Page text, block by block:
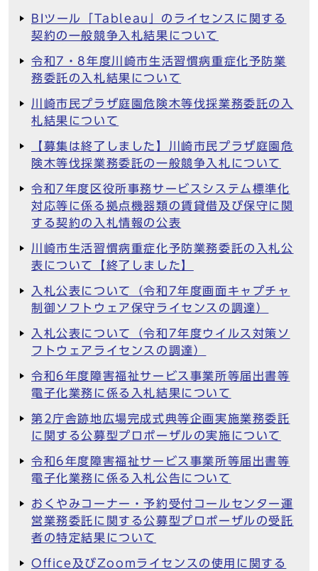
BIツール「Tableau」のライセンスに関する
契約の一般競争入札結果について
令和7・8年度川崎市生活習慣病重症化予防業
務委託の入札結果について
川崎市民プラザ庭園危険木等伐採業務委託の入
札結果について
【募集は終了しました】川崎市民プラザ庭園危
険木等伐採業務委託の一般競争入札について
令和7年度区役所事務サービスシステム標準化
対応等に係る拠点機器類の賃貸借及び保守に関
する契約の入札情報の公表
川崎市生活習慣病重症化予防業務委託の入札公
表について【終了しました】
入札公表について（令和7年度画面キャプチャ
制御ソフトウェア保守ライセンスの調達）
入札公表について（令和7年度ウイルス対策ソ
フトウェアライセンスの調達）
令和6年度障害福祉サービス事業所等届出書等
電子化業務に係る入札結果について
第2庁舎跡地広場完成式典等企画実施業務委託
に関する公募型プロポーザルの実施について
令和6年度障害福祉サービス事業所等届出書等
電子化業務に係る入札公告について
おくやみコーナー・予約受付コールセンター運
営業務委託に関する公募型プロポーザルの受託
者の特定結果について
Office及びZoomライセンスの使用に関する